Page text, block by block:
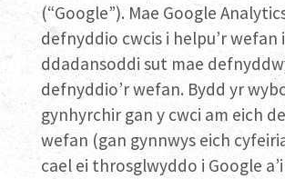
(“Google”). Mae Google
defnyddio cwcis i helpu’r wefan i
ddadansoddi sut mae
defnyddio’r wefan. Bydd yr
gynhyrchir gan y cwci am eich
wefan (gan gynnwys eich
cael ei throsglwyddo i Google